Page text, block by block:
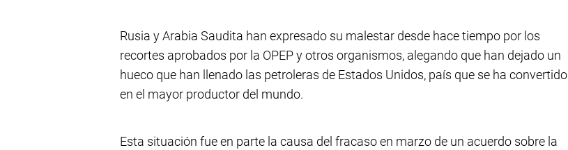
Rusia y Arabia Saudita han expresado su malestar desde hace tiempo por los
recortes aprobados por la OPEP y otros organismos, alegando que han dejado un
hueco que han llenado las petroleras de Estados Unidos, país que se ha convertido
en el mayor productor del mundo.
Esta situación fue en parte la causa del fracaso en marzo de un acuerdo sobre la